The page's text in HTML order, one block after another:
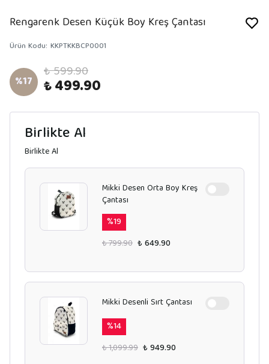
Rengarenk Desen Küçük Boy Kreş Çantası
Ürün Kodu: KKPTKKBCP0001
%17 ₺ 599.90
₺ 499.90
Birlikte Al
Birlikte Al
Mikki Desen Orta Boy Kreş
Çantası
%19
₺ 799.90 ₺ 649.90
Mikki Desenli Sırt Çantası
%14
₺ 1,099.99 ₺ 949.90